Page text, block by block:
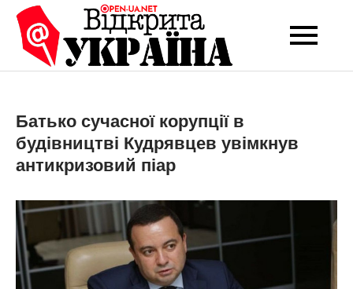
Перейти
вмісту
Open-UA
NET
Це ваше надійне
експертних думок
Батько сучасної корупції в
будівництві Кудрявцев увімкнув
антикризовий піар